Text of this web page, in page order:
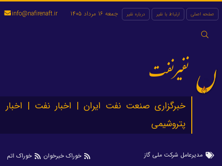
صفحه اصلی ارتباط با نفیر درباره نفیر
جستجو
جمعه 16 مرداد 1405 info@nafirenaft.ir
نفیرنفت
خبرگزاری صنعت نفت ایران | اخبار نفت | اخبار
پتروشیمی
مدیرعامل شرکت ملی گاز خوراک خبرخوان خوراک اتم